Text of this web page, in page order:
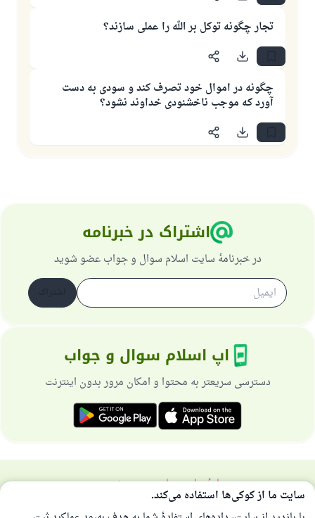
تجار چگونه توکل بر الله را عملی سازند؟
چگونه در اموال خود تصرف کند و سودی به دست
آورد که موجب ناخشنودی خداوند نشود؟
اشتراک در خبرنامه
در خبرنامهٔ سایت اسلام سوال و جواب عضو شوید
اپ اسلام سوال و جواب
دسترسی سریعتر به محتوا و امکان مرور بدون اینترنت
دربارهٔ سایتسیاست حریم خصوصی
همهٔ حقوق برای سایت اسلام سوال و جواب محفوظ است 1997-2025 ©
سایت ما از کوکی‌ها استفاده می‌کند.